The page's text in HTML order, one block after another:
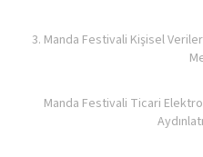
3. Manda Festivali Kişisel
Manda Festivali Ticari